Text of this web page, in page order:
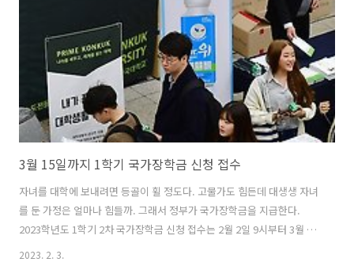
니고요, 농협하나로마트에서만 하고 있으니 착오 없으시기 바랍니다. 한
우 가격은 지난해 10월 이후 도매가격이 크게 하락해 평년보다 낮은 상황
이 지속되고 있..
3월 15일까지 1학기 국가장학금 신청 접수
자녀를 대학에 보내려면 등골이 휠 정도다. 고물가도 힘든데 대생생 자녀
를 둔 가정은 얼마나 힘들까. 그래서 정부가 국가장학금을 지급한다.
2023학년도 1학기 2차 국가장학금 신청 접수는 2월 2일 9시부터 3월 15
2023. 2. 3.